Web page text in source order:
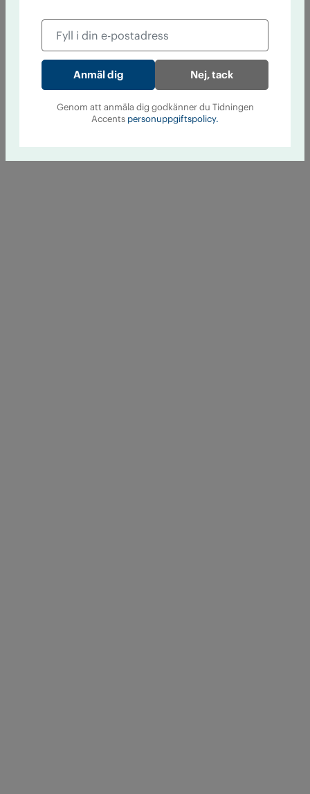
Nej, tack
Genom att anmäla dig godkänner du Tidningen
Accents personuppgiftspolicy.